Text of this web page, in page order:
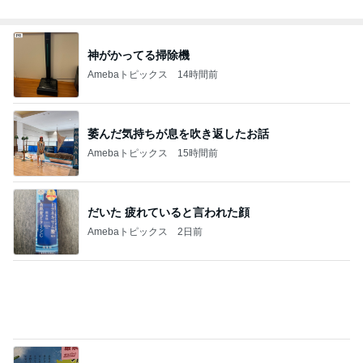
購入して大正解だった異素材トップス
Amebaトピックス